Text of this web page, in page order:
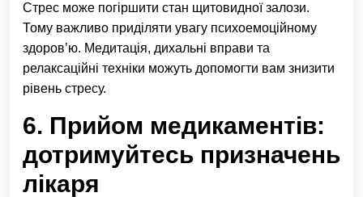
Стрес може погіршити стан щитовидної залози.
Тому важливо приділяти увагу психоемоційному
здоров’ю. Медитація, дихальні вправи та
релаксаційні техніки можуть допомогти вам знизити
рівень стресу.
6. Прийом медикаментів:
дотримуйтесь призначень
лікаря